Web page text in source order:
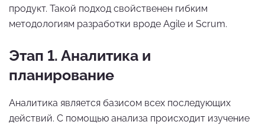
продукт. Такой подход свойственен гибким
методологиям разработки вроде Agile и Scrum.
Этап 1. Аналитика и
планирование
Аналитика является базисом всех последующих
действий. С помощью анализа происходит изучение